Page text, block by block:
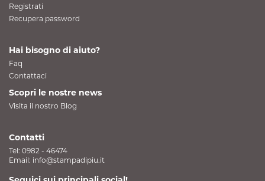
Registrati
Recupera password
Hai bisogno di aiuto?
Faq
Contattaci
Scopri le nostre news
Visita il nostro Blog
Contatti
Tel: 0982 - 46474
Email: info@stampadipiu.it